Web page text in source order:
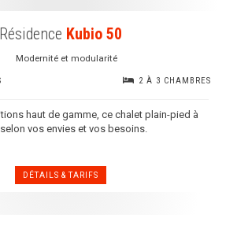
Résidence Kubio 50
2 À 3 CHAMBRES
haut de gamme, ce chalet plain-pied à
vos envies et vos besoins.
DÉTAILS & TARIFS